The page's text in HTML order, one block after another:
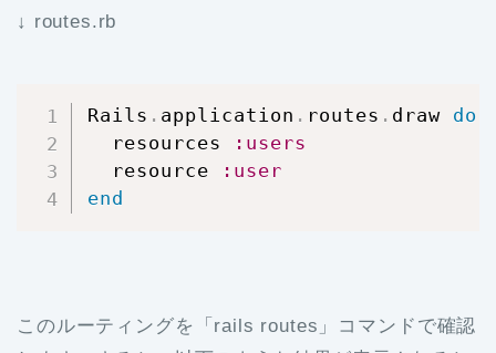
↓ routes.rb
Rails . application . routes . draw do
  resources
:users
  resource
:user
end
このルーティングを「rails routes」コマンドで確認